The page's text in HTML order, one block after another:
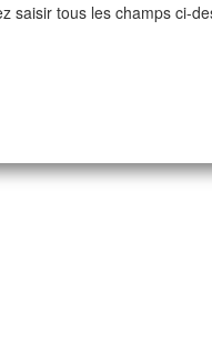
saisir tous les champs ci-